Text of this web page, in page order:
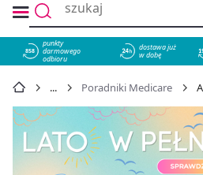
858
punkty
darmowego
odbioru
dostawa już
w dobę
Poradniki Medicare